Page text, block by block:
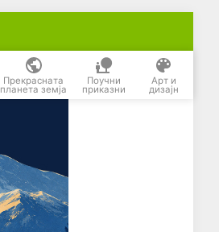
Прекрасната
планета земја
Поучни
приказни
Арт и
дизајн